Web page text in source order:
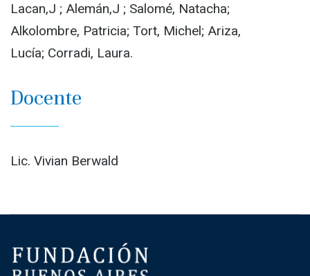
Lacan,J ; Alemán,J ; Salomé, Natacha;
Alkolombre, Patricia; Tort, Michel; Ariza,
Lucía; Corradi, Laura.
Docente
Lic. Vivian Berwald